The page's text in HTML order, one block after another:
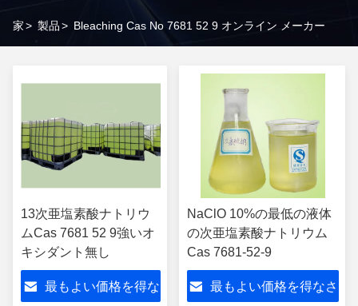
家> 製品> Bleaching Cas No 7681 52 9 オンライン メーカー
13次亜塩素酸ナトリウ
ムCas 7681 52 9強いオ
キシダント無し
最もよい価格を得な
NaClO 10%の最低の液体
の次亜塩素酸ナトリウム
Cas 7681-52-9
最もよい価格を得なさ